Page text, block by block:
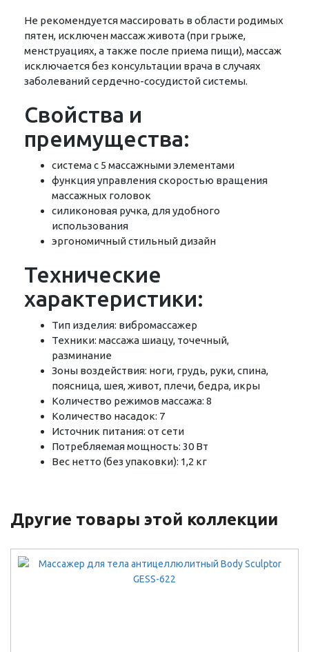
Не рекомендуется массировать в области родимых
пятен, исключен массаж живота (при грыже,
менструациях, а также после приема пищи), массаж
исключается без консультации врача в случаях
заболеваний сердечно-сосудистой системы.
Свойства и
преимущества:
система с 5 массажными элементами
функция управления скоростью вращения
массажных головок
силиконовая ручка, для удобного
использования
эргономичный стильный дизайн
Технические
характеристики:
Тип изделия: вибромассажер
Техники: массажа шиацу, точечный,
разминание
Зоны воздействия: ноги, грудь, руки, спина,
поясница, шея, живот, плечи, бедра, икры
Количество режимов массажа: 8
Количество насадок: 7
Источник питания: от сети
Потребляемая мощность: 30 Вт
Вес нетто (без упаковки): 1,2 кг
Другие товары этой коллекции